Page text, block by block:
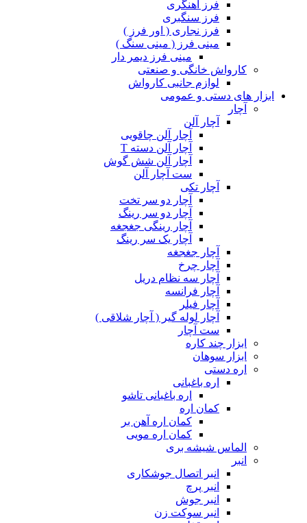
فرز آهنگری
فرز سنگبری
فرز نجاری ( اور فرز )
مینی فرز ( مینی سنگ )
مینی فرز دیمر دار
کارواش خانگی و صنعتی
لوازم جانبی کارواش
ابزار های دستی و عمومی
آچار
آچار آلن
آچار آلن چاقویی
آچار آلن دسته T
آچار آلن شش گوش
ست آچار آلن
آچار تکی
آچار دو سر تخت
آچار دو سر رینگ
آچار رینگی جغجغه
آچار یک سر رینگ
آچار جغجغه
آچار چرخ
آچار سه نظام دریل
آچار فرانسه
آچار فیلر
آچار لوله گیر ( آچار شلاقی )
ست آچار
ابزار چند کاره
ابزار سوهان
اره دستی
اره باغبانی
اره باغبانی تاشو
کمان اره
کمان اره آهن بر
کمان اره مویی
الماس شیشه بری
انبر
انبر اتصال جوشکاری
انبر پرچ
انبر جوش
انبر سوکت زن